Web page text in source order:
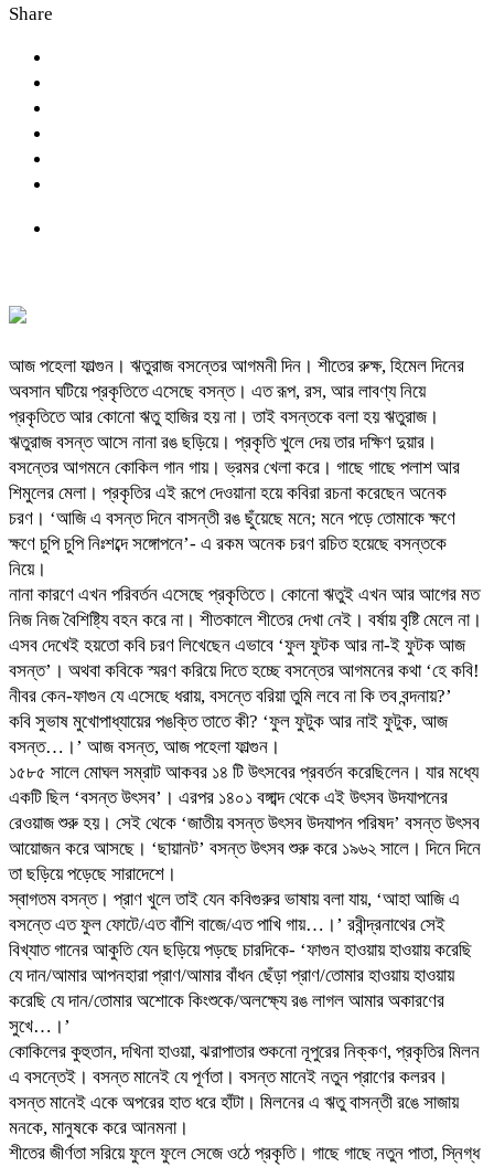
Share
আজ পহেলা ফাল্গুন। ঋতুরাজ বসন্তের আগমনী দিন। শীতের রুক্ষ, হিমেল দিনের
অবসান ঘটিয়ে প্রকৃতিতে এসেছে বসন্ত। এত রূপ, রস, আর লাবণ্য নিয়ে
প্রকৃতিতে আর কোনো ঋতু হাজির হয় না। তাই বসন্তকে বলা হয় ঋতুরাজ।
ঋতুরাজ বসন্ত আসে নানা রঙ ছড়িয়ে। প্রকৃতি খুলে দেয় তার দক্ষিণ দুয়ার।
বসন্তের আগমনে কোকিল গান গায়। ভ্রমর খেলা করে। গাছে গাছে পলাশ আর
শিমুলের মেলা। প্রকৃতির এই রূপে দেওয়ানা হয়ে কবিরা রচনা করেছেন অনেক
চরণ। ‘আজি এ বসন্ত দিনে বাসন্তী রঙ ছুঁয়েছে মনে; মনে পড়ে তোমাকে ক্ষণে
ক্ষণে চুপি চুপি নিঃশব্দে সঙ্গোপনে’- এ রকম অনেক চরণ রচিত হয়েছে বসন্তকে
নিয়ে।
নানা কারণে এখন পরিবর্তন এসেছে প্রকৃতিতে। কোনো ঋতুই এখন আর আগের মত
নিজ নিজ বৈশিষ্ট্যি বহন করে না। শীতকালে শীতের দেখা নেই। বর্ষায় বৃষ্টি মেলে না।
এসব দেখেই হয়তো কবি চরণ লিখেছেন এভাবে ‘ফুল ফুটক আর না-ই ফুটক আজ
বসন্ত’। অথবা কবিকে স্মরণ করিয়ে দিতে হচ্ছে বসন্তের আগমনের কথা ‘হে কবি!
নীবর কেন-ফাগুন যে এসেছে ধরায়, বসন্তে বরিয়া তুমি লবে না কি তব বন্দনায়?’
কবি সুভাষ মুখোপাধ্যায়ের পঙক্তি তাতে কী? ‘ফুল ফুটুক আর নাই ফুটুক, আজ
বসন্ত…।’ আজ বসন্ত, আজ পহেলা ফাল্গুন।
১৫৮৫ সালে মোঘল সম্রাট আকবর ১৪ টি উৎসবের প্রবর্তন করেছিলেন। যার মধ্যে
একটি ছিল ‘বসন্ত উৎসব’। এরপর ১৪০১ বঙ্গাব্দ থেকে এই উৎসব উদযাপনের
রেওয়াজ শুরু হয়। সেই থেকে ‘জাতীয় বসন্ত উৎসব উদযাপন পরিষদ’ বসন্ত উৎসব
আয়োজন করে আসছে। ‘ছায়ানট’ বসন্ত উৎসব শুরু করে ১৯৬২ সালে। দিনে দিনে
তা ছড়িয়ে পড়েছে সারাদেশে।
স্বাগতম বসন্ত। প্রাণ খুলে তাই যেন কবিগুরুর ভাষায় বলা যায়, ‘আহা আজি এ
বসন্তে এত ফুল ফোটে/এত বাঁশি বাজে/এত পাখি গায়…।’ রবীন্দ্রনাথের সেই
বিখ্যাত গানের আকুতি যেন ছড়িয়ে পড়ছে চারদিকে- ‘ফাগুন হাওয়ায় হাওয়ায় করেছি
যে দান/আমার আপনহারা প্রাণ/আমার বাঁধন ছেঁড়া প্রাণ/তোমার হাওয়ায় হাওয়ায়
করেছি যে দান/তোমার অশোকে কিংশুকে/অলক্ষ্যে রঙ লাগল আমার অকারণের
সুখে…।’
কোকিলের কুহুতান, দখিনা হাওয়া, ঝরাপাতার শুকনো নূপুরের নিক্কণ, প্রকৃতির মিলন
এ বসন্তেই। বসন্ত মানেই যে পূর্ণতা। বসন্ত মানেই নতুন প্রাণের কলরব।
বসন্ত মানেই একে অপরের হাত ধরে হাঁটা। মিলনের এ ঋতু বাসন্তী রঙে সাজায়
মনকে, মানুষকে করে আনমনা।
শীতের জীর্ণতা সরিয়ে ফুলে ফুলে সেজে ওঠে প্রকৃতি। গাছে গাছে নতুন পাতা, স্নিগ্ধ